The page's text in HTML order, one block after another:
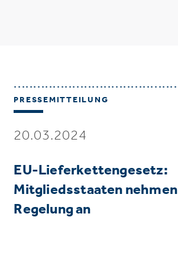
PRESSEMITTEILUNG
20.03.2024
EU-Lieferkettengesetz:
Mitgliedsstaaten nehmen
Regelung an